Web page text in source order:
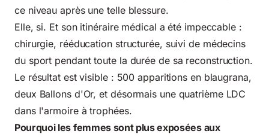
ce niveau après une telle blessure.
Elle, si. Et son itinéraire médical a été impeccable :
chirurgie, rééducation structurée, suivi de médecins
du sport pendant toute la durée de sa reconstruction.
Le résultat est visible : 500 apparitions en blaugrana,
deux Ballons d'Or, et désormais une quatrième LDC
dans l'armoire à trophées.
Pourquoi les femmes sont plus exposées aux